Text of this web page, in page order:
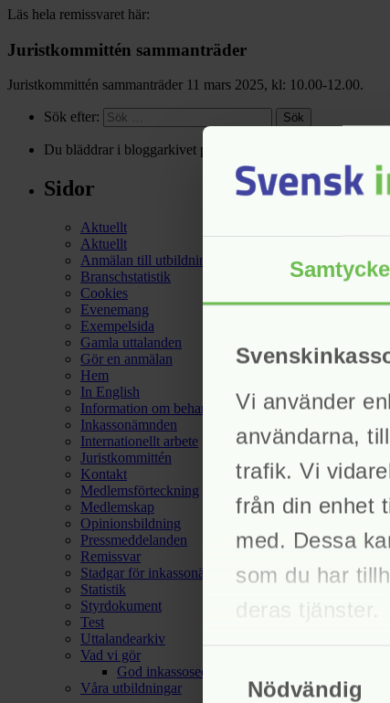
Samtycke
Vi använder
användarna,
trafik. Vi
från din enhet
med. Dessa
som du har
deras tjänster.
Nödvändig
Läs hela remissvaret här:
Juristkommittén sammanträder
Juristkommittén sammanträder 11 mars 2025, kl: 10.00-12.00.
Sök efter:
Du bläddrar i bloggarkivet på
Sidor
Aktuellt
Aktuellt
Anmälan till utbildningar och evenemang
Branschstatistik
Cookies
Evenemang
Exempelsida
Gamla uttalanden
Gör en anmälan
Hem
In English
Information om behandling av personuppgifter hos
Inkassonämnden
Internationellt arbete
Juristkommittén
Kontakt
Medlemsförteckning
Medlemskap
Opinionsbildning
Pressmeddelanden
Remissvar
Stadgar för inkassonämnden
Statistik
Styrdokument
Test
Uttalandearkiv
Vad vi gör
God inkassosed
Våra utbildningar